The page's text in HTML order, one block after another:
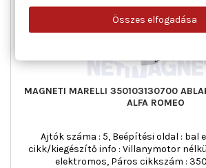
MAGNETI MARELLI 350103130700
ALFA ROMEO
Ajtók száma : 5, Beépítési oldal : bal
cikk/kiegészítő info : Villanymotor
elektromos, Páros cikkszám :
Összes elfogadása